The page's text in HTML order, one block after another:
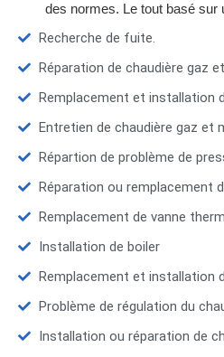
des normes. Le tout basé sur
Recherche de fuite.
Réparation de chaudière gaz
Remplacement et installation
Entretien de chaudière gaz et
Répartion de problème de
Réparation ou remplacement
Remplacement de vanne
Installation de boiler
Remplacement et installation
Problème de régulation du
Installation ou réparation de